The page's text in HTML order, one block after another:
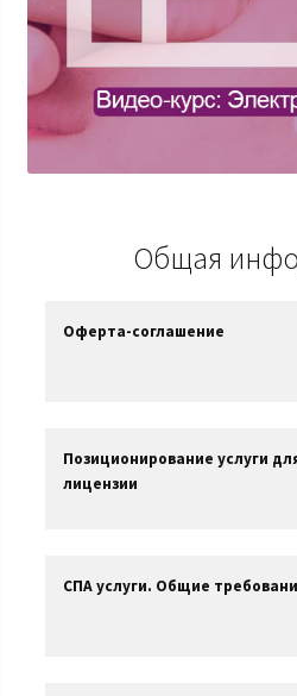
Общая
Оферта-соглашение
Позиционирование услуги
лицензии
СПА услуги. Общие